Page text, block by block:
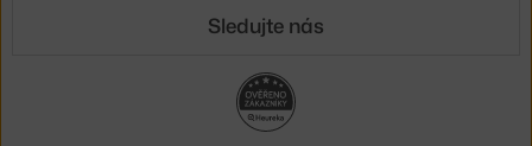
Sledujte nás